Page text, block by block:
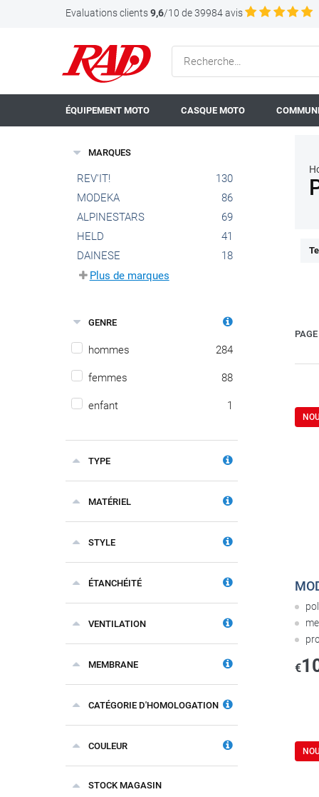
Evaluations clients9,6/10 de 39984 avis
ÉQUIPEMENT MOTO CASQUE MOTO
MARQUES
REV'IT!
130
MODEKA
86
ALPINESTARS
69
HELD
41
DAINESE
18
Plus de marques
GENRE
hommes 284
femmes 88
enfant 1
TYPE
MATÉRIEL
STYLE
ÉTANCHÉITÉ
VENTILATION
MEMBRANE
CATÉGORIE D'HOMOLOGATION
COULEUR
STOCK MAGASIN
€